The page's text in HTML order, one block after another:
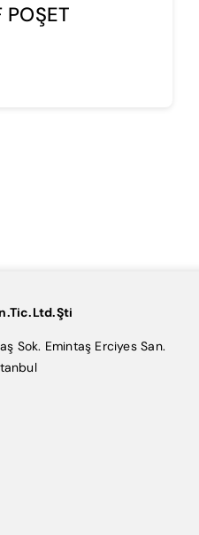
POŞET
Sok. Emintaş Erciyes San.